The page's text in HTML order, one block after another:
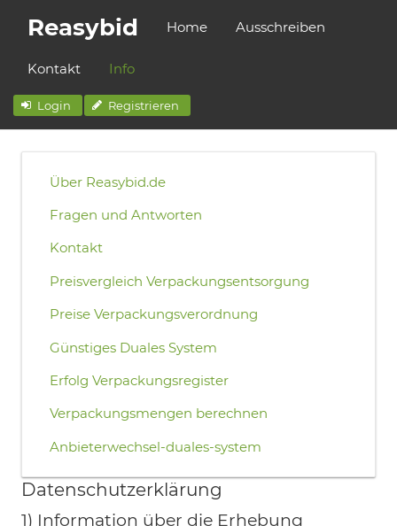
Reasybid Home Ausschreiben
Kontakt Info
Login Registrieren
Über Reasybid.de
Fragen und Antworten
Kontakt
Preisvergleich Verpackungsentsorgung
Preise Verpackungsverordnung
Günstiges Duales System
Erfolg Verpackungsregister
Verpackungsmengen berechnen
Anbieterwechsel-duales-system
Datenschutzerklärung
1) Information über die Erhebung